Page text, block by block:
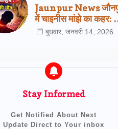
Jaunpur News
में चाइनीस मांझे का कहर:
वर्षीय डॉक्टर की दर्दनाक
मौत, प्रशासन की रोक
बुधवार, जनवरी 14, 2026
Stay Informed
Get Notified About Next
Update Direct to Your inbox